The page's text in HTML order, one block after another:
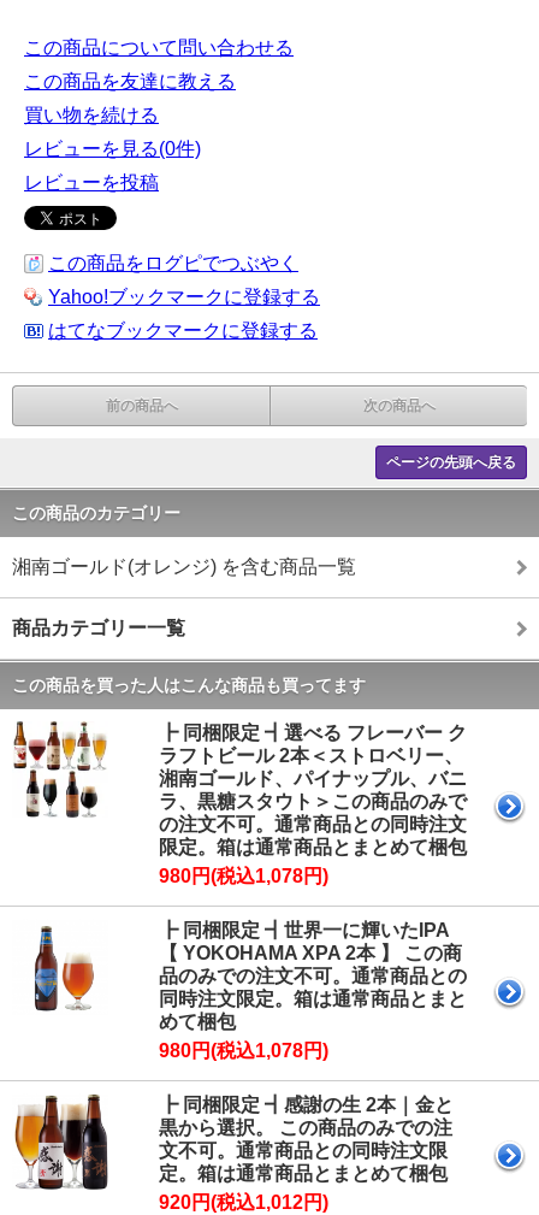
この商品について問い合わせる
この商品を友達に教える
買い物を続ける
レビューを見る(0件)
レビューを投稿
この商品をログピでつぶやく
Yahoo!ブックマークに登録する
はてなブックマークに登録する
前の商品へ 次の商品へ
ページの先頭へ戻る
この商品のカテゴリー
湘南ゴールド(オレンジ) を含む商品一覧
商品カテゴリー一覧
この商品を買った人はこんな商品も買ってます
┣ 同梱限定 ┫選べる フレーバー ク
ラフトビール 2本＜ストロベリー、
湘南ゴールド、パイナップル、バニ
ラ、黒糖スタウト＞この商品のみで
の注文不可。通常商品との同時注文
限定。箱は通常商品とまとめて梱包
980円(税込1,078円)
┣ 同梱限定 ┫世界一に輝いたIPA
【 YOKOHAMA XPA 2本 】 この商
品のみでの注文不可。通常商品との
同時注文限定。箱は通常商品とまと
めて梱包
980円(税込1,078円)
┣ 同梱限定 ┫感謝の生 2本｜金と
黒から選択。 この商品のみでの注
文不可。通常商品との同時注文限
定。箱は通常商品とまとめて梱包
920円(税込1,012円)